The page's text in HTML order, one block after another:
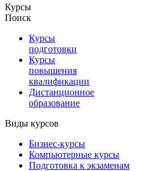
Курсы
Поиск
Курсы
подготовки
Курсы
повышения
квалификации
Дистанционное
образование
Виды курсов
Бизнес-курсы
Компьютерные курсы
Подготовка к экзаменам